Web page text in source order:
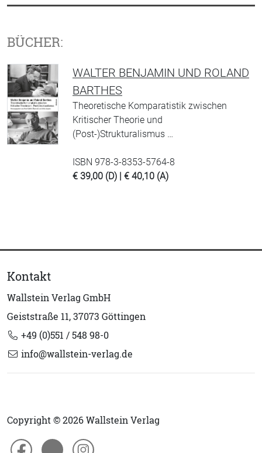
BÜCHER:
WALTER BENJAMIN UND ROLAND
BARTHES
Theoretische Komparatistik zwischen
Kritischer Theorie und
(Post-)Strukturalismus …
ISBN 978-3-8353-5764-8
€ 39,00 (D) | € 40,10 (A)
Kontakt
Wallstein Verlag GmbH
Geiststraße 11, 37073 Göttingen
+49 (0)551 / 548 98-0
info@wallstein-verlag.de
Copyright © 2026 Wallstein Verlag